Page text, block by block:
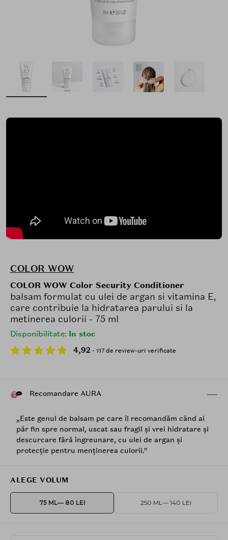
COLOR WOW
COLOR WOW Color Security Conditioner
balsam formulat cu ulei de argan si vitamina E,
care contribuie la hidratarea parului si la
metinerea culorii - 75 ml
Disponibilitate: In stoc
4,92 - 117 de review-uri verificate
Recomandare AURA
„Este genul de balsam pe care îl recomandăm când ai
păr fin spre normal, uscat sau fragil și vrei hidratare și
descurcare fără îngreunare, cu ulei de argan și
protecție pentru menținerea culorii.”
ALEGE VOLUM
75 ML— 80 LEI 250 ML— 140 LEI